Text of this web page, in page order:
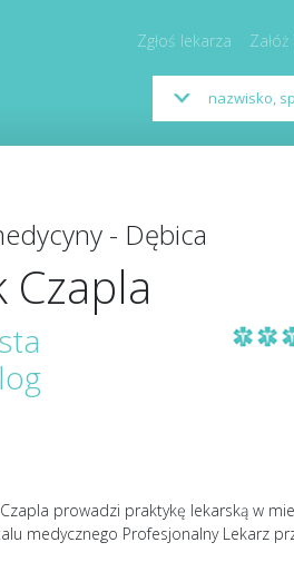
Zgłoś lekarza
- Dębica
Czapla
prowadzi praktykę lekarską w
medycznego Profesjonalny Lekarz